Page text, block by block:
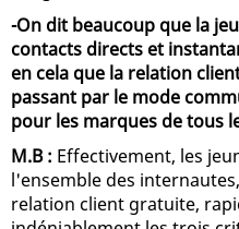
-On dit beaucoup que la
contacts directs et
en cela que la relation
passant par le mode
pour les marques de tous
M.B : Effectivement, les
l'ensemble des
relation client gratuite,